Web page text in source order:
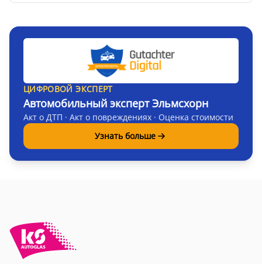
ЦИФРОВОЙ ЭКСПЕРТ
Автомобильный эксперт Эльмсхорн
Акт о ДТП · Акт о повреждениях · Оценка стоимости
Узнать больше